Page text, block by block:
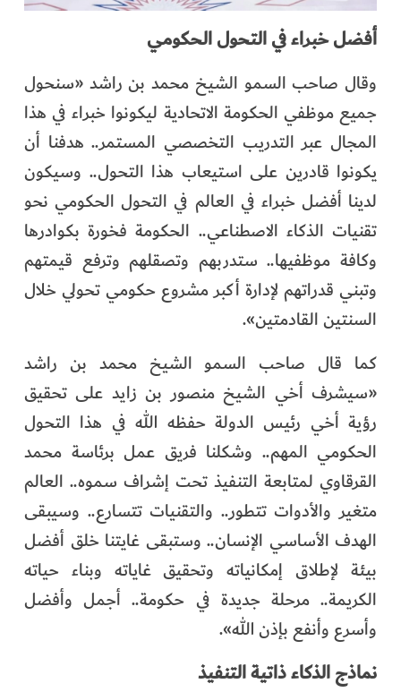
أفضل خبراء في التحول الحكومي
وقال صاحب السمو الشيخ محمد بن راشد «سنحول
جميع موظفي الحكومة الاتحادية ليكونوا خبراء في هذا
المجال عبر التدريب التخصصي المستمر.. هدفنا أن
يكونوا قادرين على استيعاب هذا التحول.. وسيكون
لدينا أفضل خبراء في العالم في التحول الحكومي نحو
تقنيات الذكاء الاصطناعي.. الحكومة فخورة بكوادرها
وكافة موظفيها.. ستدربهم وتصقلهم وترفع قيمتهم
وتبني قدراتهم لإدارة أكبر مشروع حكومي تحولي خلال
السنتين القادمتين».
كما قال صاحب السمو الشيخ محمد بن راشد
«سيشرف أخي الشيخ منصور بن زايد على تحقيق
رؤية أخي رئيس الدولة حفظه الله في هذا التحول
الحكومي المهم.. وشكلنا فريق عمل برئاسة محمد
القرقاوي لمتابعة التنفيذ تحت إشراف سموه.. العالم
متغير والأدوات تتطور.. والتقنيات تتسارع.. وسيبقى
الهدف الأساسي الإنسان.. وستبقى غايتنا خلق أفضل
بيئة لإطلاق إمكانياته وتحقيق غاياته وبناء حياته
الكريمة.. مرحلة جديدة في حكومة.. أجمل وأفضل
وأسرع وأنفع بإذن الله».
نماذج الذكاء ذاتية التنفيذ